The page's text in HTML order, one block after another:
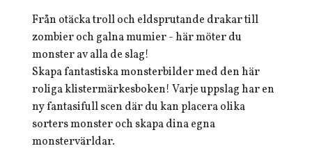
Från otäcka troll och eldsprutande drakar till
zombier och galna mumier - här möter du
monster av alla de slag!
Skapa fantastiska monsterbilder med den här
roliga klistermärkesboken! Varje uppslag har en
ny fantasifull scen där du kan placera olika
sorters monster och skapa dina egna
monstervärldar.